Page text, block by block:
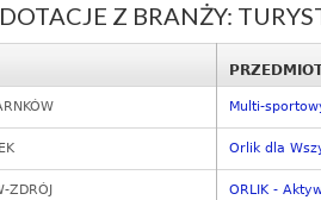
Z BRANŻY:
Multi-
Orlik dla
ZDRÓJ ORLIK -